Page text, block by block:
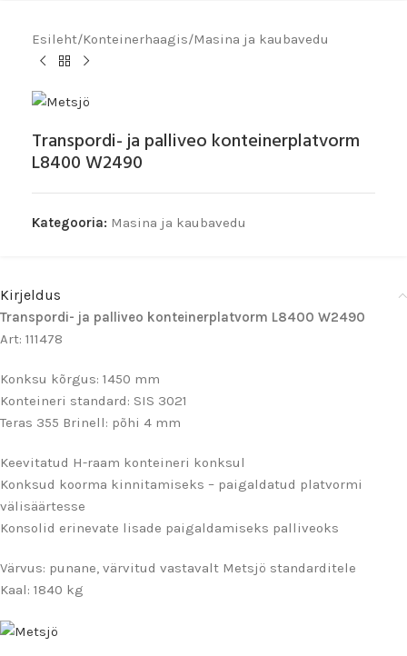
Esileht/Konteinerhaagis/Masina ja kaubavedu
Transpordi- ja palliveo konteinerplatvorm
L8400 W2490
Kategooria: Masina ja kaubavedu
Kirjeldus
Transpordi- ja palliveo konteinerplatvorm L8400 W2490
Art: 111478
Konksu kõrgus: 1450 mm
Konteineri standard: SIS 3021
Teras 355 Brinell: põhi 4 mm
Keevitatud H-raam konteineri konksul
Konksud koorma kinnitamiseks – paigaldatud platvormi
välisäärtesse
Konsolid erinevate lisade paigaldamiseks palliveoks
Värvus: punane, värvitud vastavalt Metsjö standarditele
Kaal: 1840 kg